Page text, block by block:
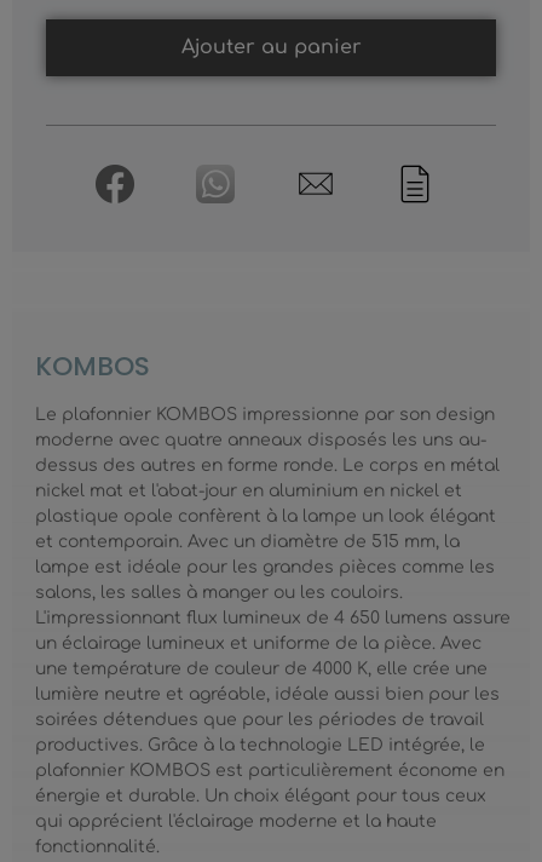
Ajouter au panier
KOMBOS
Le plafonnier KOMBOS impressionne par son design
moderne avec quatre anneaux disposés les uns au-
dessus des autres en forme ronde. Le corps en métal
nickel mat et l'abat-jour en aluminium en nickel et
plastique opale confèrent à la lampe un look élégant
et contemporain. Avec un diamètre de 515 mm, la
lampe est idéale pour les grandes pièces comme les
salons, les salles à manger ou les couloirs.
L'impressionnant flux lumineux de 4 650 lumens assure
un éclairage lumineux et uniforme de la pièce. Avec
une température de couleur de 4000 K, elle crée une
lumière neutre et agréable, idéale aussi bien pour les
soirées détendues que pour les périodes de travail
productives. Grâce à la technologie LED intégrée, le
plafonnier KOMBOS est particulièrement économe en
énergie et durable. Un choix élégant pour tous ceux
qui apprécient l'éclairage moderne et la haute
fonctionnalité.